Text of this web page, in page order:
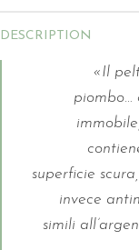
DESCRIPTION
«Il
piombo…
superficie
invece
simili